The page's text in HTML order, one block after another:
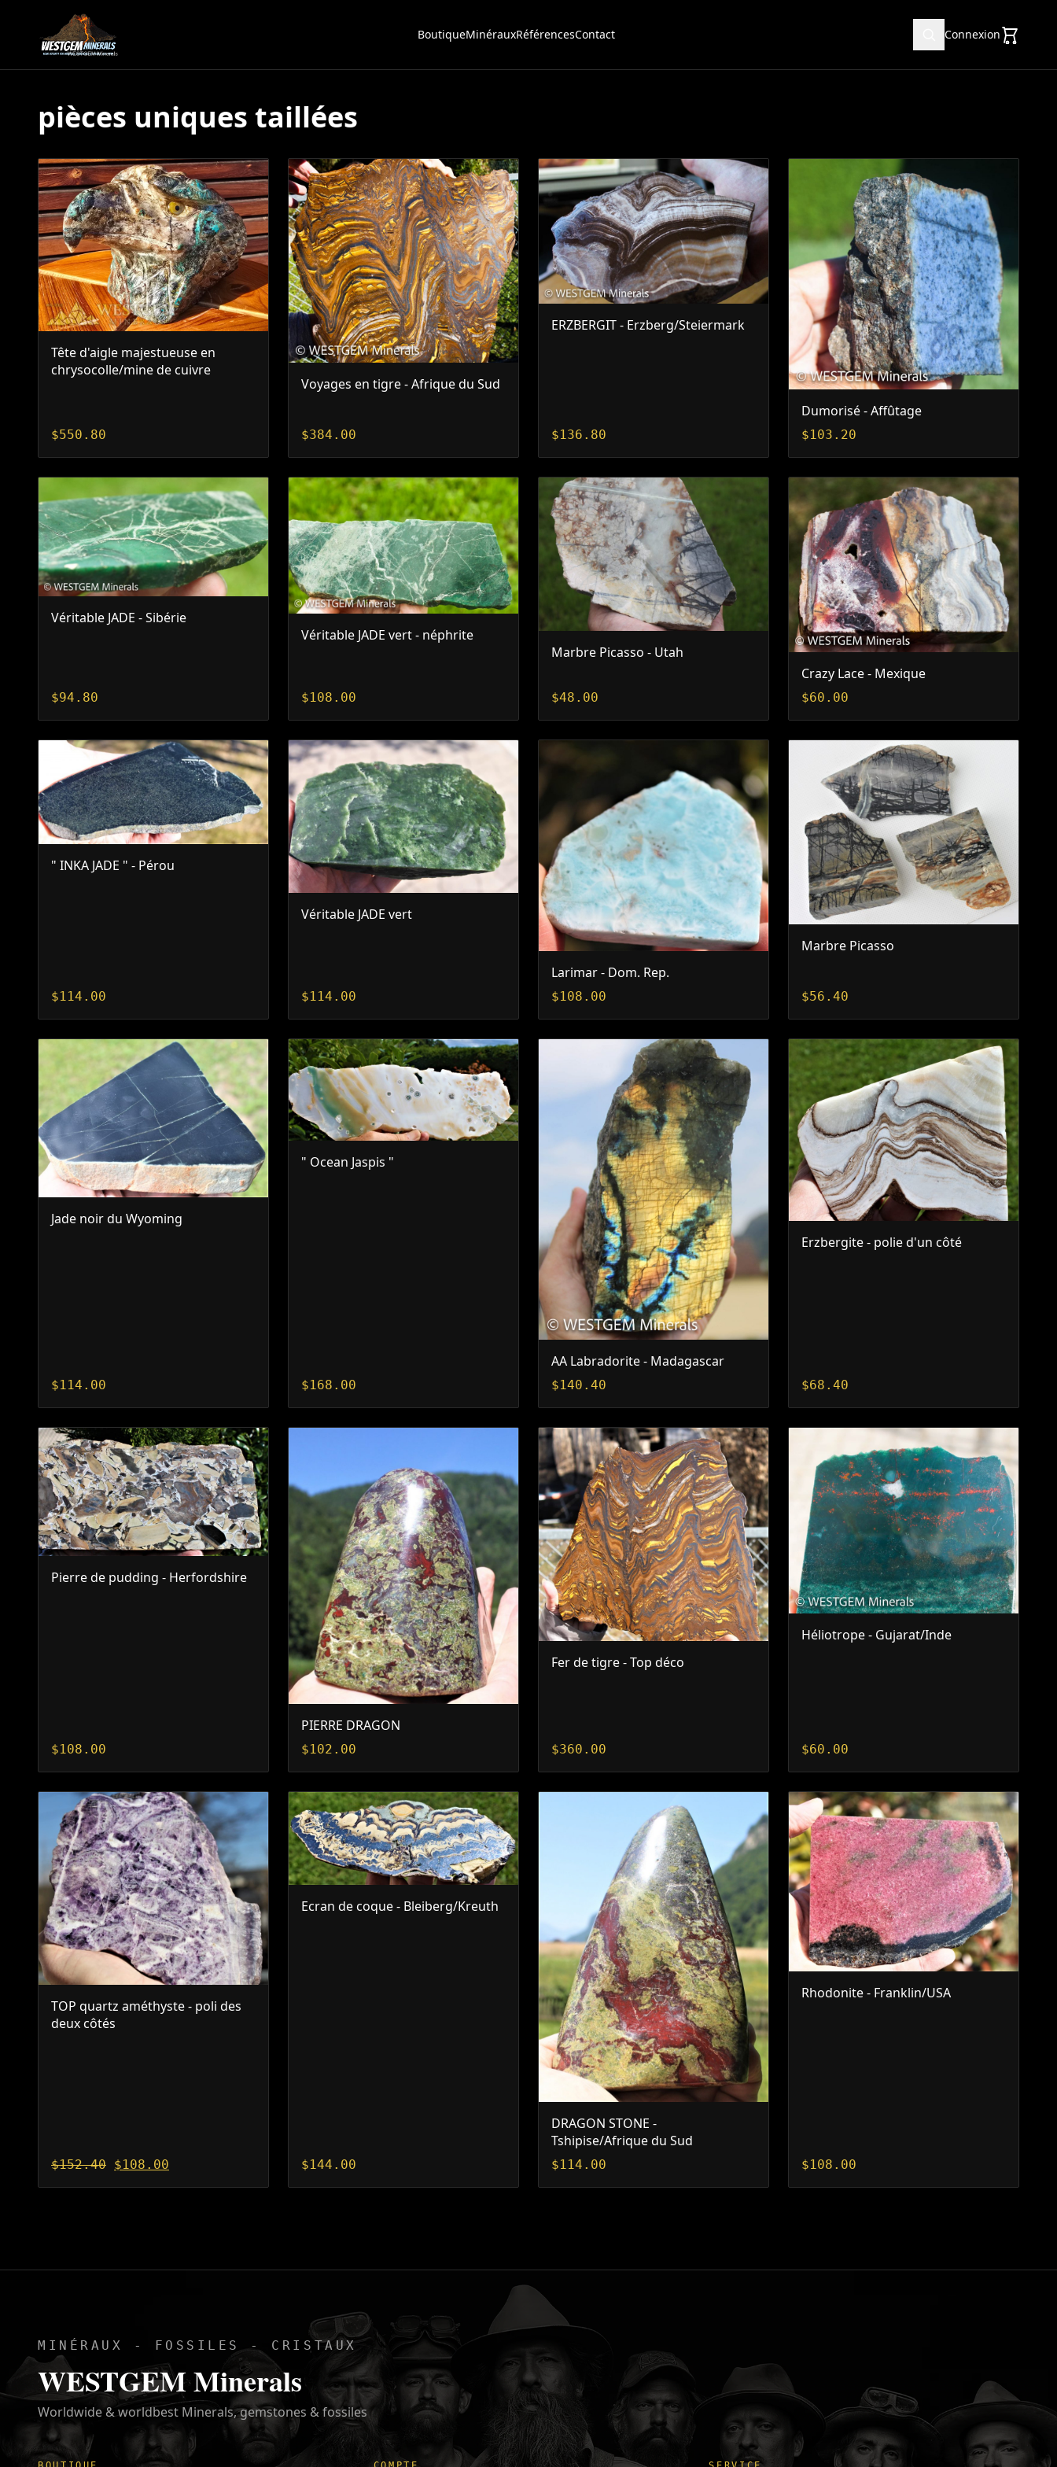
BoutiqueMinérauxRéférencesContact Connexion
pièces uniques taillées
Tête d'aigle majestueuse en
chrysocolle/mine de cuivre
$550.80
Voyages en tigre - Afrique du Sud
$384.00
ERZBERGIT - Erzberg/Steiermark
$136.80
Dumorisé - Affûtage
$103.20
Véritable JADE - Sibérie
$94.80
Véritable JADE vert - néphrite
$108.00
Marbre Picasso - Utah
$48.00
Crazy Lace - Mexique
$60.00
" INKA JADE " - Pérou
$114.00
Véritable JADE vert
$114.00
Larimar - Dom. Rep.
$108.00
Marbre Picasso
$56.40
Jade noir du Wyoming
$114.00
" Ocean Jaspis "
$168.00
AA Labradorite - Madagascar
$140.40
Erzbergite - polie d'un côté
$68.40
Pierre de pudding - Herfordshire
$108.00
PIERRE DRAGON
$102.00
Fer de tigre - Top déco
$360.00
Héliotrope - Gujarat/Inde
$60.00
TOP quartz améthyste - poli des
deux côtés
$152.40 Le
$108.00
Ecran de coque - Bleiberg/Kreuth
$144.00
DRAGON STONE -
Tshipise/Afrique du Sud
$114.00
Rhodonite - Franklin/USA
$108.00
MINÉRAUX - FOSSILES - CRISTAUX
WESTGEM Minerals
Worldwide & worldbest Minerals, gemstones & fossiles